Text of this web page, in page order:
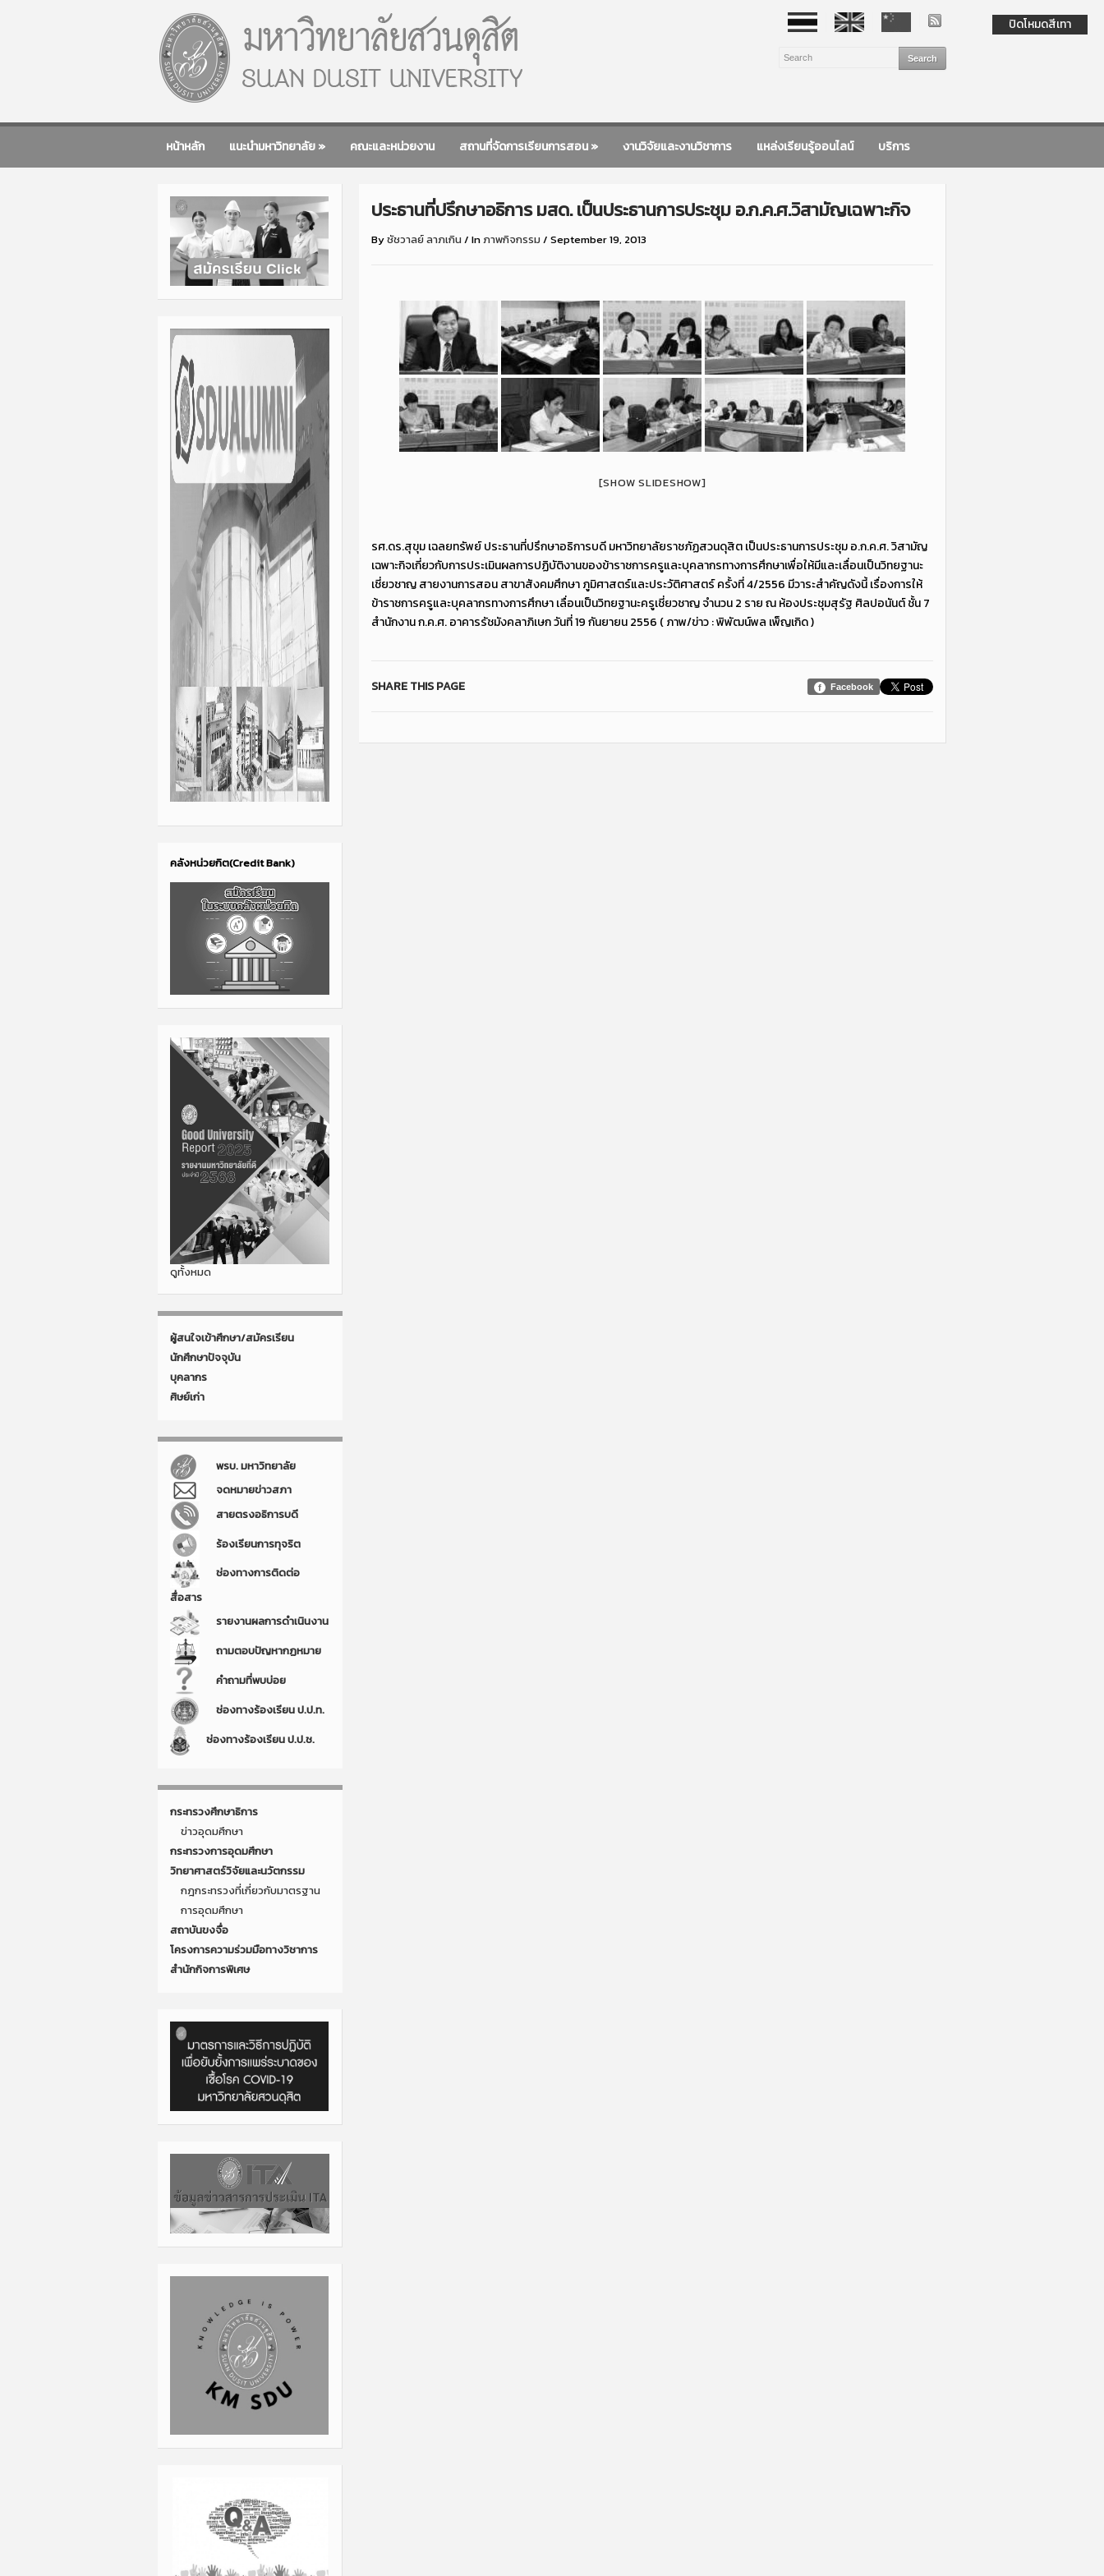
หน้าหลัก แนะนำมหาวิทยาลัย» คณะและหน่วยงาน สถานที่จัดการเรียนการสอน» งานวิจัยและงานวิชาการ แหล่งเรียนรู้ออนไลน์ บริการ
คลังหน่วยกิต(Credit Bank)
ดูทั้งหมด
ผู้สนใจเข้าศึกษา/สมัครเรียน
นักศึกษาปัจจุบัน
บุคลากร
ศิษย์เก่า
พรบ. มหาวิทยาลัย
จดหมายข่าวสภา
สายตรงอธิการบดี
ร้องเรียนการทุจริต
ช่องทางการติดต่อ
สื่อสาร
รายงานผลการดำเนินงาน
ถามตอบปัญหากฏหมาย
คำถามที่พบบ่อย
ช่องทางร้องเรียน ป.ป.ท.
ช่องทางร้องเรียน ป.ป.ช.
กระทรวงศึกษาธิการ
ข่าวอุดมศึกษา
กระทรวงการอุดมศึกษา
วิทยาศาสตร์วิจัยและนวัตกรรม
กฎกระทรวงที่เกี่ยวกับมาตรฐาน
การอุดมศึกษา
สถาบันขงจื่อ
โครงการความร่วมมือทางวิชาการ
สำนักกิจการพิเศษ
ประธานที่ปรึกษาอธิการ มสด. เป็นประธานการประชุม อ.ก.ค.ศ.วิสามัญเฉพาะกิจ
Byชัชวาลย์ ลาภเกิน /Inภาพกิจกรรม /September 19, 2013
[SHOW SLIDESHOW]
รศ.ดร.สุขุม เฉลยทรัพย์ ประธานที่ปรึกษาอธิการบดี มหาวิทยาลัยราชภัฏสวนดุสิต เป็นประธานการประชุม อ.ก.ค.ศ. วิสามัญ
เฉพาะกิจเกี่ยวกับการประเมินผลการปฏิบัติงานของข้าราชการครูและบุคลากรทางการศึกษาเพื่อให้มีและเลื่อนเป็นวิทยฐานะ
เชี่ยวชาญ สายงานการสอน สาขาสังคมศึกษา ภูมิศาสตร์และประวัติศาสตร์ ครั้งที่ 4/2556 มีวาระสำคัญดังนี้ เรื่องการให้
ข้าราชการครูและบุคลากรทางการศึกษา เลื่อนเป็นวิทยฐานะครูเชี่ยวชาญ จำนวน 2 ราย ณ ห้องประชุมสุรัฐ ศิลปอนันต์ ชั้น 7
สำนักงาน ก.ค.ศ. อาคารรัชมังคลาภิเษก วันที่ 19 กันยายน 2556 ( ภาพ/ข่าว : พิพัฒน์พล เพ็ญเกิด )
Facebook
SHARE THIS PAGE
ปิดโหมดสีเทา